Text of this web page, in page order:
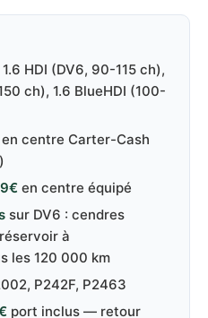
1.6 HDI (DV6, 90-115 ch),
ch), 1.6 BlueHDI (100-
en centre Carter-Cash
en centre équipé
sur DV6 : cendres
à
les 120 000 km
P242F, P2463
port inclus — retour